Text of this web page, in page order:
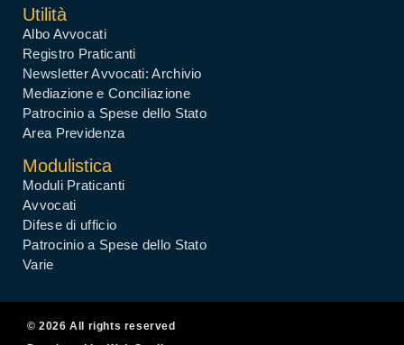
Utilità
Albo Avvocati
Registro Praticanti
Newsletter Avvocati: Archivio
Mediazione e Conciliazione
Patrocinio a Spese dello Stato
Area Previdenza
Modulistica
Moduli Praticanti
Avvocati
Difese di ufficio
Patrocinio a Spese dello Stato
Varie
© 2026 All rights reserved